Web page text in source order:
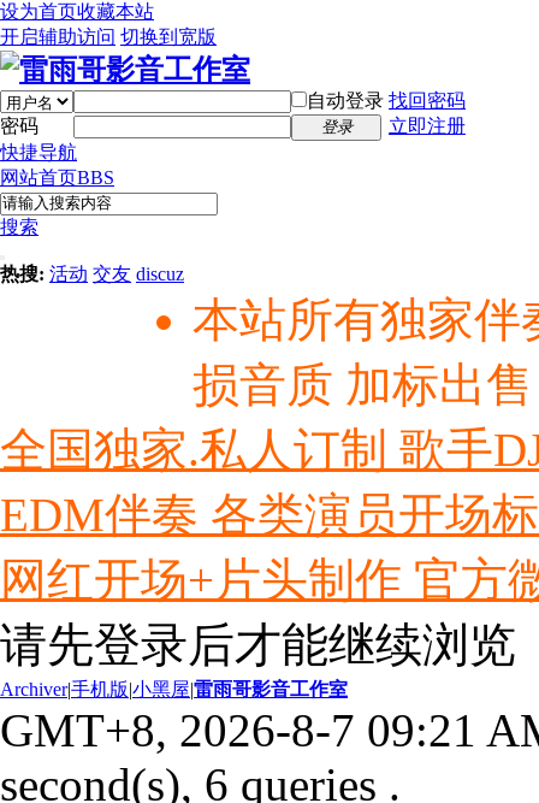
设为首页收藏本站
开启辅助访问 切换到宽版
自动登录 找回密码
密码
登录
立即注册
快捷导航
网站首页BBS
搜索
热搜: 活动 交友 discuz
本站所有独家伴
损音质 加标出
全国独家.私人订制 歌手
EDM伴奏 各类演员开场
网红开场+片头制作 官方
请先登录后才能继续浏览
Archiver|手机版|小黑屋|雷雨哥影音工作室
GMT+8, 2026-8-7 09:21
second(s), 6 queries .